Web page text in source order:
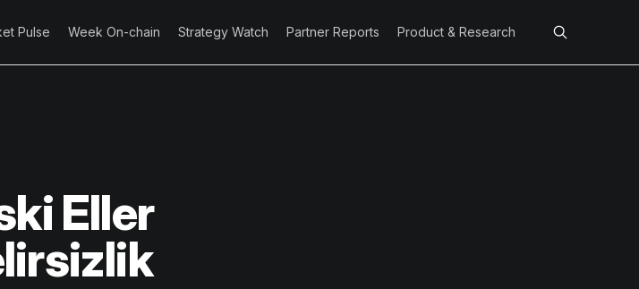
Pulse Week On-chain Strategy Watch Partner Reports Product & Research
Eller